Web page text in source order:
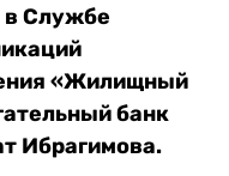
в Службе
«Жилищный
банк
Ибрагимова.